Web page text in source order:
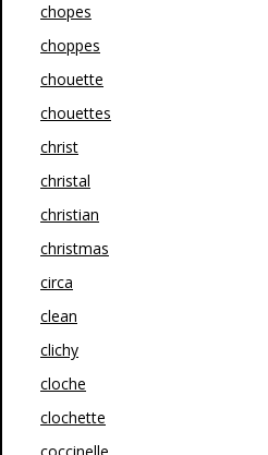
chopes
choppes
chouette
chouettes
christ
christal
christian
christmas
circa
clean
clichy
cloche
clochette